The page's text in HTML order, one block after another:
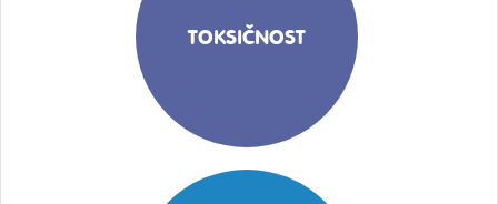
TOKSIČNOST